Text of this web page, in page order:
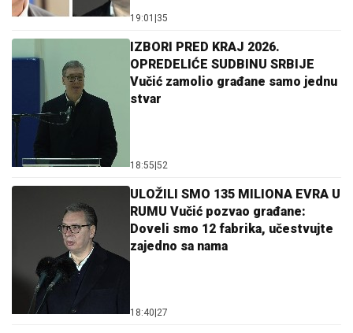
19:01 35
IZBORI PRED KRAJ 2026.
OPREDELIĆE SUDBINU SRBIJE
Vučić zamolio građane samo jednu
stvar
18:55 52
ULOŽILI SMO 135 MILIONA EVRA U
RUMU Vučić pozvao građane:
Doveli smo 12 fabrika, učestvujte
zajedno sa nama
18:40 27